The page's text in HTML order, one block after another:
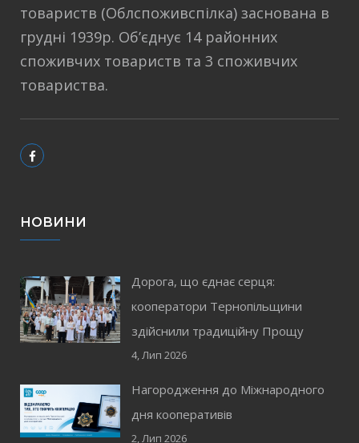
товариств (Облспоживспілка) заснована в
грудні 1939р. Об’єднує 14 районних
споживчих товариств та 3 споживчих
товариства.
НОВИНИ
Дорога, що єднає серця:
кооператори Тернопільщини
здійснили традиційну Прощу
4, Лип 2026
Нагородження до Міжнародного
дня кооперативів
2, Лип 2026